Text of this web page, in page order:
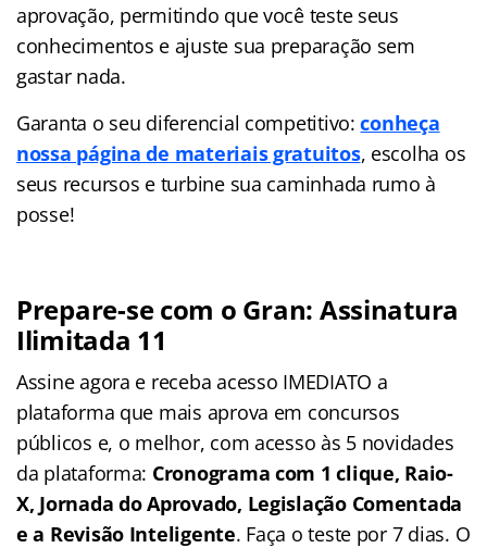
aprovação, permitindo que você teste seus
conhecimentos e ajuste sua preparação sem
gastar nada.
Garanta o seu diferencial competitivo:conheça
nossa página de materiais gratuitos, escolha os
seus recursos e turbine sua caminhada rumo à
posse!
Prepare-se com o Gran: Assinatura
Ilimitada 11
Assine agora e receba acesso IMEDIATO a
plataforma que mais aprova em concursos
públicos e, o melhor, com acesso às 5 novidades
da plataforma: Cronograma com 1 clique, Raio-
X, Jornada do Aprovado, Legislação Comentada
e a Revisão Inteligente. Faça o teste por 7 dias. O